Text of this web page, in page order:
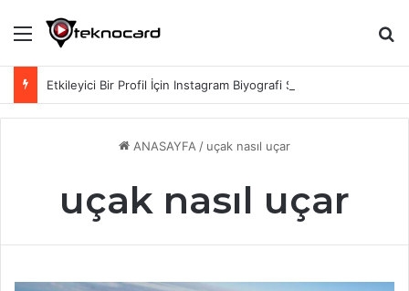
Menü
Etkileyici Bir Profil İçin Instagram Biyografi Sözleri
ANASAYFA / uçak nasıl uçar
uçak nasıl uçar